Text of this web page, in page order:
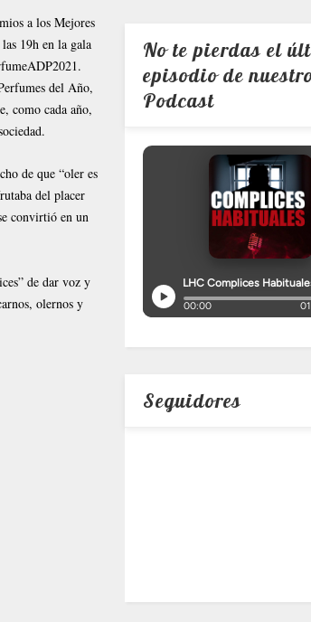
a los Mejores
19h en la gala
del Año,
como cada año,
de que “oler es
del placer
convirtió en un
de dar voz y
olernos y
No te pierdas el
episodio de
Podcast
Seguidores